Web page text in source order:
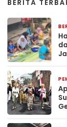
BERITA